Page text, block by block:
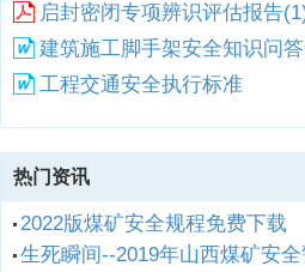
启封密闭专项辨识评估报告
建筑施工脚手架安全知识问
工程交通安全执行标准
热门资讯
2022版煤矿安全规程免费下载
生死瞬间--2019年山西煤矿安